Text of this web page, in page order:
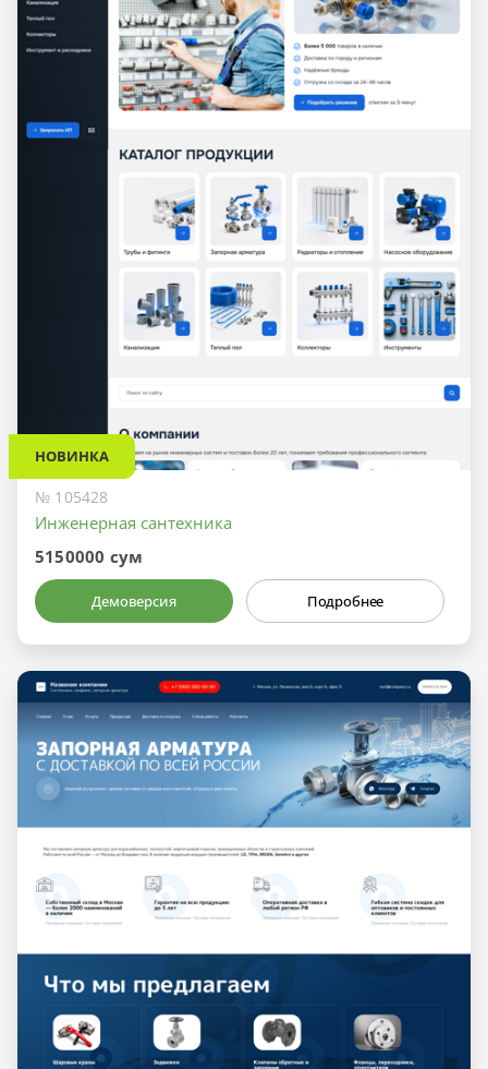
НОВИНКА
№ 105428
Инженерная сантехника
5150000 сум
Демоверсия Подробнее